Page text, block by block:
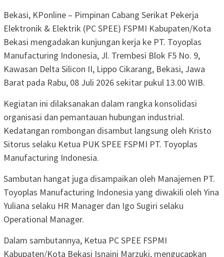
Bekasi, KPonline – Pimpinan Cabang Serikat Pekerja
Elektronik & Elektrik (PC SPEE) FSPMI Kabupaten/Kota
Bekasi mengadakan kunjungan kerja ke PT. Toyoplas
Manufacturing Indonesia, Jl. Trembesi Blok F5 No. 9,
Kawasan Delta Silicon II, Lippo Cikarang, Bekasi, Jawa
Barat pada Rabu, 08 Juli 2026 sekitar pukul 13.00 WIB.
Kegiatan ini dilaksanakan dalam rangka konsolidasi
organisasi dan pemantauan hubungan industrial.
Kedatangan rombongan disambut langsung oleh Kristo
Sitorus selaku Ketua PUK SPEE FSPMI PT. Toyoplas
Manufacturing Indonesia.
Sambutan hangat juga disampaikan oleh Manajemen PT.
Toyoplas Manufacturing Indonesia yang diwakili oleh Yina
Yuliana selaku HR Manager dan Igo Sugiri selaku
Operational Manager.
Dalam sambutannya, Ketua PC SPEE FSPMI
Kabupaten/Kota Bekasi Isnaini Marzuki, mengucapkan